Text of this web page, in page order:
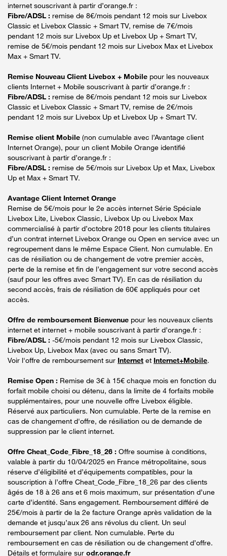
internet souscrivant à partir d’orange.fr :
Fibre/ADSL : remise de 8€/mois pendant 12 mois sur Livebox
Classic et Livebox Classic + Smart TV, remise de 7€/mois
pendant 12 mois sur Livebox Up et Livebox Up + Smart TV,
remise de 5€/mois pendant 12 mois sur Livebox Max et Livebox
Max + Smart TV.
Remise Nouveau Client Livebox + Mobile pour les nouveaux
clients Internet + Mobile souscrivant à partir d’orange.fr :
Fibre/ADSL : remise de 8€/mois pendant 12 mois sur Livebox
Classic et Livebox Classic + Smart TV, remise de 2€/mois
pendant 12 mois sur Livebox Up et Livebox Up + Smart TV.
Remise client Mobile (non cumulable avec l’Avantage client
Internet Orange), pour un client Mobile Orange identifié
souscrivant à partir d’orange.fr :
Fibre/ADSL : remise de 5€/mois sur Livebox Up et Max, Livebox
Up et Max + Smart TV.
Avantage Client Internet Orange
Remise de 5€/mois pour le 2e accès internet Série Spéciale
Livebox Lite, Livebox Classic, Livebox Up ou Livebox Max
commercialisé à partir d’octobre 2018 pour les clients titulaires
d’un contrat internet Livebox Orange ou Open en service avec un
regroupement dans le même Espace Client. Non cumulable. En
cas de résiliation ou de changement de votre premier accès,
perte de la remise et fin de l’engagement sur votre second accès
(sauf pour les offres avec Smart TV). En cas de résiliation du
second accès, frais de résiliation de 60€ appliqués pour cet
accès.
Offre de remboursement Bienvenue pour les nouveaux clients
internet et internet + mobile souscrivant à partir d’orange.fr :
Fibre/ADSL : -5€/mois pendant 12 mois sur Livebox Classic,
Livebox Up, Livebox Max (avec ou sans Smart TV).
Voir l'offre de remboursement sur Internet et Internet+Mobile.
Remise Open : Remise de 3€ à 15€ chaque mois en fonction du
forfait mobile choisi ou détenu, dans la limite de 4 forfaits mobile
supplémentaires, pour une nouvelle offre Livebox éligible.
Réservé aux particuliers. Non cumulable. Perte de la remise en
cas de changement d'offre, de résiliation ou de demande de
suppression par le client internet.
Offre Cheat_Code_Fibre_18_26 : Offre soumise à conditions,
valable à partir du 10/04/2025 en France métropolitaine, sous
réserve d’éligibilité et d’équipements compatibles, pour la
souscription à l’offre Cheat_Code_Fibre_18_26 par des clients
âgés de 18 à 26 ans et 6 mois maximum, sur présentation d’une
carte d’identité. Sans engagement. Remboursement différé de
25€/mois à partir de la 2e facture Orange après validation de la
demande et jusqu’aux 26 ans révolus du client. Un seul
remboursement par client. Non cumulable. Perte du
remboursement en cas de résiliation ou de changement d’offre.
Détails et formulaire sur odr.orange.fr